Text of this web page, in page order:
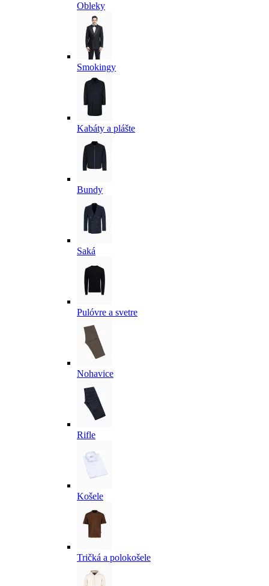
Obleky
Smokingy
Kabáty a plášte
Bundy
Saká
Pulóvre a svetre
Nohavice
Rifle
Košele
Tričká a polokošele